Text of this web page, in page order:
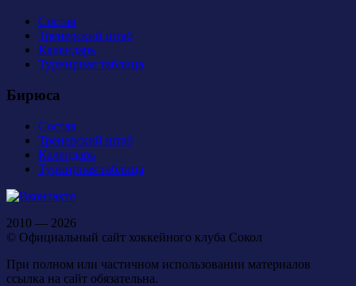
Состав
Тренерский штаб
Календарь
Турнирная таблица
Бирюса
Состав
Тренерский штаб
Календарь
Турнирная таблица
2010 — 2026
© Официальный сайт хоккейного клуба Сокол
При полном или частичном использовании материалов
ссылка на сайт обязательна.